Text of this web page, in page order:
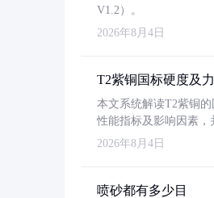
V1.2）。
2026年8月4日
T2紫铜国标硬度及
本文系统解读T2紫铜
性能指标及影响因素，
2026年8月4日
喷砂都有多少目